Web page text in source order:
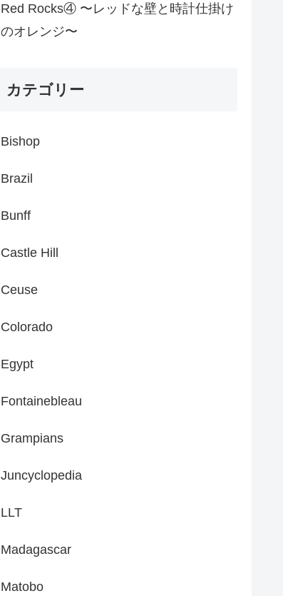
Red Rocks④ 〜レッドな壁と時計仕掛け
のオレンジ〜
カテゴリー
Bishop
Brazil
Bunff
Castle Hill
Ceuse
Colorado
Egypt
Fontainebleau
Grampians
Juncyclopedia
LLT
Madagascar
Matobo